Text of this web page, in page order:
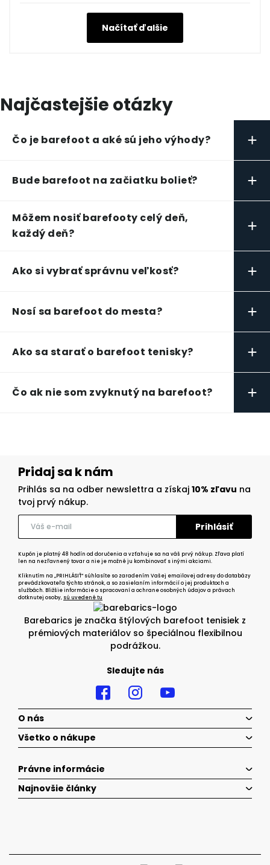
Načítať ďalšie
Najčastejšie otázky
Čo je barefoot a aké sú jeho výhody? +
Bude barefoot na začiatku bolieť? +
Môžem nosiť barefooty celý deň,
každý deň?
+
Ako si vybrať správnu veľkosť? +
Nosí sa barefoot do mesta? +
Ako sa starať o barefoot tenisky? +
Čo ak nie som zvyknutý na barefoot? +
Barebarics je značka štýlových barefoot tenisiek z
prémiových materiálov so špeciálnou flexibilnou
podrážkou.
Sledujte nás
Pridaj sa k nám
Prihlás sa na odber newslettra a získaj 10% zľavu na
tvoj prvý nákup.
Kupón je platný 48 hodín od doručenia a vzťahuje sa na váš prvý nákup. Zľava platí
len na nezľavnený tovar a nie je možné ju kombinovať s inými akciami.
Kliknutím na „PRIHLÁSIŤ“ súhlasíte so zaradením Vašej emailovej adresy do databázy
prevádzkovateľa týchto stránok, a so zasielaním informácií o jej produktoch a
službách. Bližšie informácie o spracovaní a ochrane osobných údajov a právach
dotknutej osoby, sú uvedené tu
O nás
Všetko o nákupe
Právne informácie
Najnovšie články